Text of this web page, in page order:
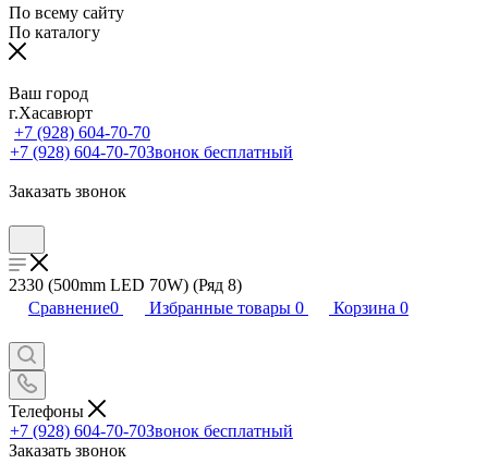
По всему сайту
По каталогу
Ваш город
г.Хасавюрт
+7 (928) 604-70-70
+7 (928) 604-70-70Звонок бесплатный
Заказать звонок
2330 (500mm LED 70W) (Ряд 8)
Сравнение0 Избранные товары 0 Корзина 0
Телефоны
+7 (928) 604-70-70Звонок бесплатный
Заказать звонок